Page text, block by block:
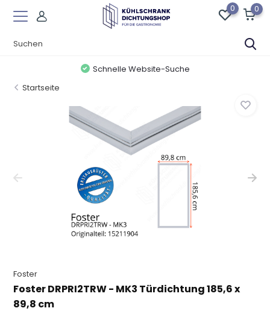
0 0
Schnelle Website-Suche
Startseite
Foster
Foster DRPRI2TRW - MK3 Türdichtung 185,6 x
89,8 cm